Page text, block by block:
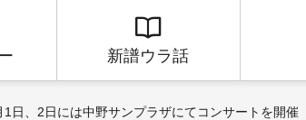
新譜ウラ話
日、2日には中野サンプラザにてコンサートを開催